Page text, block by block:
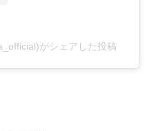
がシェアした投稿